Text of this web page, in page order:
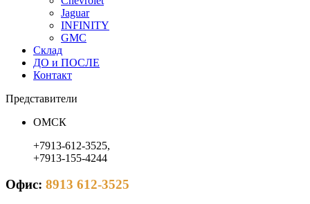
Jaguar
INFINITY
GMC
Склад
ДО и ПОСЛЕ
Контакт
Представители
ОМСК
+7913-612-3525,
+7913-155-4244
Офис: 8913 612-3525